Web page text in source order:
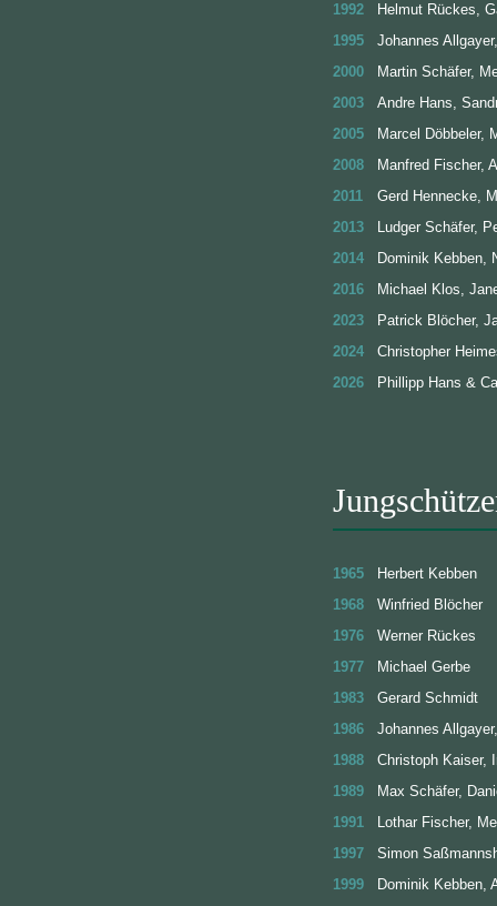
1992
Helmut Rückes,
1995
Johannes
2000
Martin Schäfer,
2003
Andre Hans,
2005
Marcel Döbbeler,
2008
Manfred Fischer,
2011
Gerd Hennecke,
2013
Ludger Schäfer,
2014
Dominik Kebben,
2016
Michael Klos,
2023
Patrick Blöcher,
2024
Christopher
2026
Phillipp Hans &
1965
Herbert Kebben
1968
Winfried Blöcher
1976
Werner Rückes
1977
Michael Gerbe
1983
Gerard Schmidt
1986
Johannes
1988
Christoph Kaiser,
1989
Max Schäfer,
1991
Lothar Fischer,
1997
Simon
1999
Dominik Kebben,